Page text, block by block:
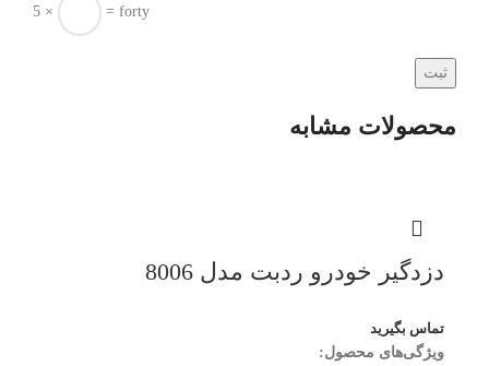
5 × = forty
محصولات مشابه
دزدگیر خودرو ردبت مدل 8006
تماس بگیرید
ویژگی‌های محصول: